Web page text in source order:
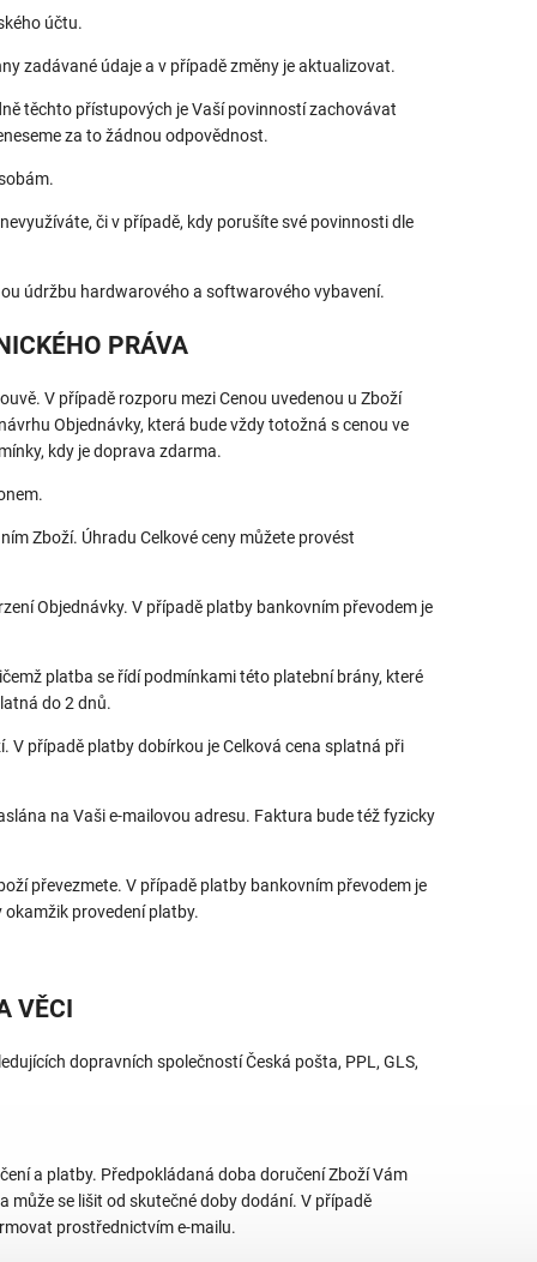
účtu.
zadávané údaje a v případě změny je aktualizovat.
těchto přístupových je Vaší povinností zachovávat
za to žádnou odpovědnost.
či v případě, kdy porušíte své povinnosti dle
údržbu hardwarového a softwarového vybavení.
PRÁVA
V případě rozporu mezi Cenou uvedenou u Zboží
Objednávky, která bude vždy totožná s cenou ve
kdy je doprava zdarma.
Zboží. Úhradu Celkové ceny můžete provést
Objednávky. V případě platby bankovním převodem je
platba se řídí podmínkami této platební brány, které
do 2 dnů.
V případě platby dobírkou je Celková cena splatná při
na Vaši e-mailovou adresu. Faktura bude též fyzicky
převezmete. V případě platby bankovním převodem je
provedení platby.
VĚCI
dopravních společností Česká pošta, PPL, GLS,
a platby. Předpokládaná doba doručení Zboží Vám
může se lišit od skutečné doby dodání. V případě
prostřednictvím e-mailu.